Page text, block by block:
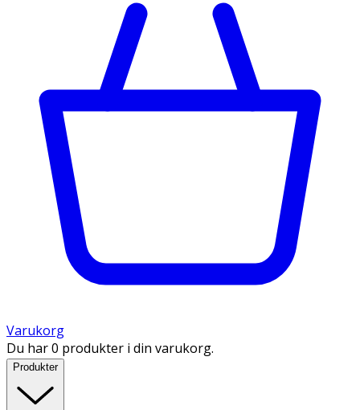
Varukorg
Du har 0 produkter i din varukorg.
Produkter